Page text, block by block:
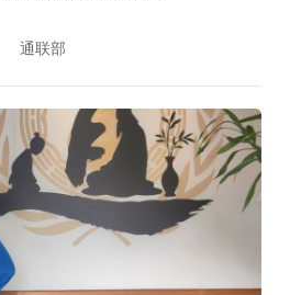
通联部